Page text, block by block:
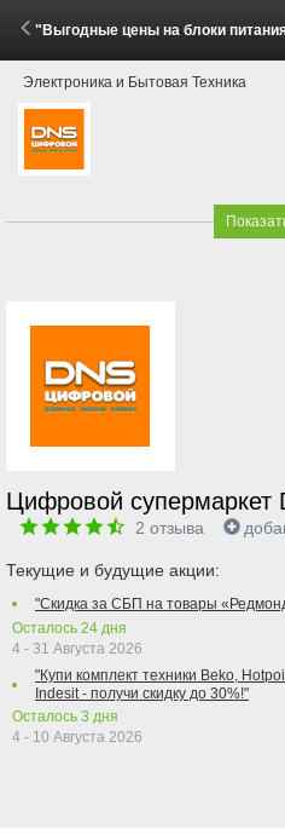
"Выгодные цены на блоки питания Ocypus !"
Электроника и Бытовая Техника
Цифровой супермаркет
2 отзыва
Текущие и будущие акции:
"Скидка за СБП на товары
Осталось 24 дня
4 - 31 Августа 2026
"Купи комплект техники Beko,
Indesit - получи скидку до 30%!"
Осталось 3 дня
4 - 10 Августа 2026